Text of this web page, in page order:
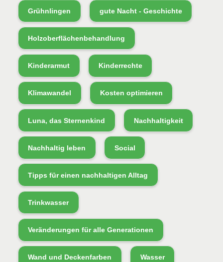
Grühnlingen gute Nacht - Geschichte
Holzoberflächenbehandlung
Kinderarmut Kinderrechte
Klimawandel Kosten optimieren
Luna, das Sternenkind Nachhaltigkeit
Nachhaltig leben Social
Tipps für einen nachhaltigen Alltag
Trinkwasser
Veränderungen für alle Generationen
Wand und Deckenfarben Wasser